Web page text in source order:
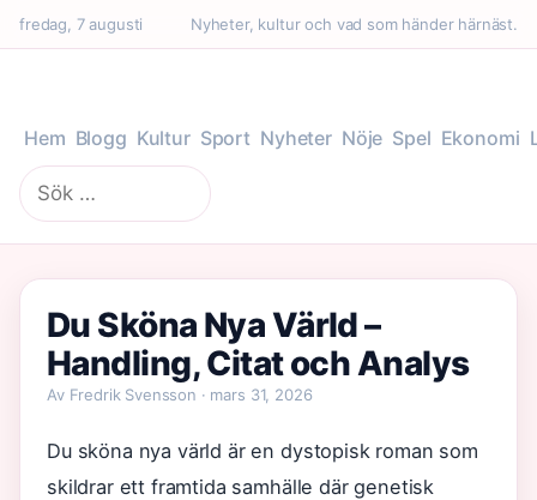
fredag, 7 augusti Nyheter, kultur och vad som händer härnäst.
Hem Blogg Kultur Sport Nyheter Nöje Spel Ekonomi
Sök
efter:
Du Sköna Nya Värld –
Handling, Citat och Analys
Av Fredrik Svensson · mars 31, 2026
Du sköna nya värld är en dystopisk roman som
skildrar ett framtida samhälle där genetisk